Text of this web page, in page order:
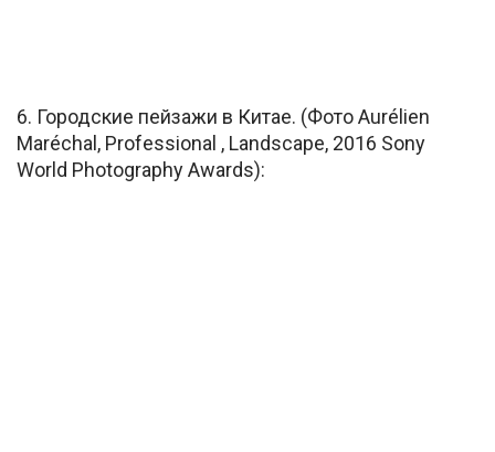
6. Городские пейзажи в Китае. (Фото Aurélien
Maréchal, Professional , Landscape, 2016 Sony
World Photography Awards):